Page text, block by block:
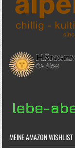
MEINE AMAZON WISHLIST